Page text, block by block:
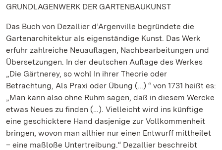
GRUNDLAGENWERK DER GARTENBAUKUNST
Das Buch von Dezallier d’Argenville begründete die
Gartenarchitektur als eigenständige Kunst. Das Werk
erfuhr zahlreiche Neuauflagen, Nachbearbeitungen und
Übersetzungen. In der deutschen Auflage des Werkes
„Die Gärtnerey, so wohl In ihrer Theorie oder
Betrachtung, Als Praxi oder Übung (…) “ von 1731 heißt es:
„Man kann also ohne Ruhm sagen, daß in diesem Wercke
etwas Neues zu finden (…). Vielleicht wird ins künftige
eine geschicktere Hand dasjenige zur Vollkommenheit
bringen, wovon man allhier nur einen Entwurff mittheilet
– eine maßloße Untertreibung.“ Dezallier beschreibt